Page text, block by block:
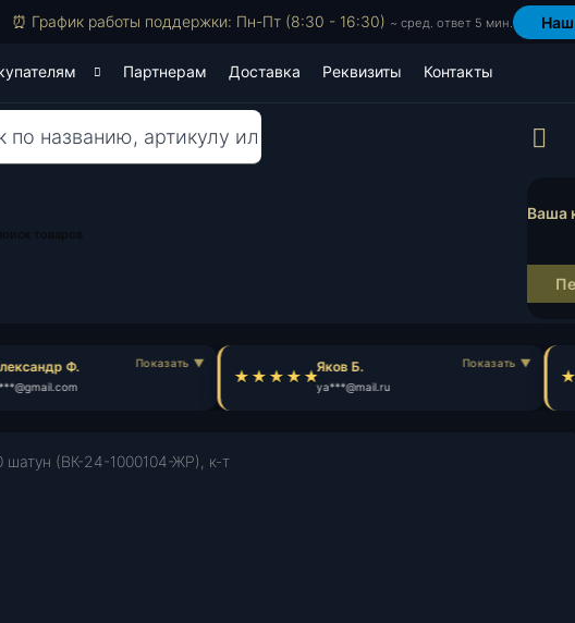
⏰ График работы поддержки: Пн-Пт (8:30 - 16:30) ~ сред. ответ 5 мин. Наш
Партнерам Доставка Реквизиты Контакты
товаров
Ваша
Ф. Яков Б.
ya***@mail.ru
шатун (ВК-24-1000104-ЖР), к-т